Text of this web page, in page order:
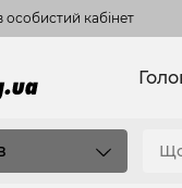
особистий кабінет